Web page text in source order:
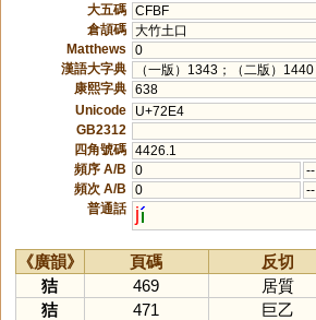
大五碼 CFBF
倉頡碼 大竹土口
Matthews
0
漢語大字典
（一版）1343；（二版）1440
康熙字典 638
Unicode
U+72E4
GB2312
四角號碼 4426.1
頻序 A/B
0
--
頻次 A/B
0
--
普通話
j
《廣韻》 頁碼 反切
狤
469
居質
狤
471
巨乙